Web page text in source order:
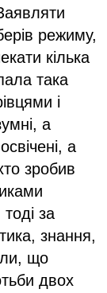
режиму,
кілька
така
і
а
а
зробив
за
знання,
що
двох